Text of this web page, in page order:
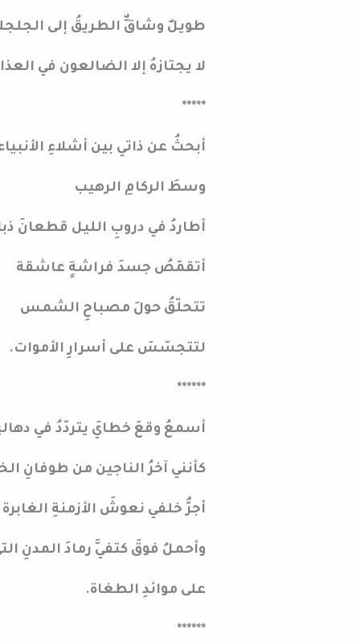
طويلٌ وشاقٌّ الطريقُ إلى
لا يجتازهُ إلا الضالعون في
*****
أبحثُ عن ذاتي بين أشلاءِ
وسطَ الركامِ الرهيب
أطاردُ في دروبِ الليل قطعانَ
أتقمّصُ جسدَ فراشةٍ عاشقة
تتحلّقُ حولَ مصباحِ الشمس
لتتجسّسَ على أسرارِ الأموات.
******
أسمعُ وقعَ خطايَ يتردّدُ في
كأنني آخرُ الناجين من طوفانِ
أجرُّ خلفي نعوشَ الأزمنةِ الغابرة
وأحملُ فوقَ كتفيَّ رمادَ المدنِ
على موائدِ الطغاة.
******